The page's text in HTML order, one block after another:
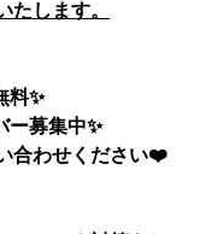
たします。
料✨
ー募集中✨
合わせください❤️